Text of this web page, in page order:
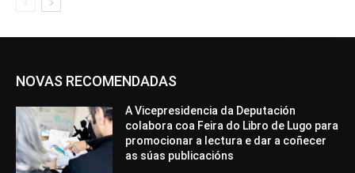
NOVAS RECOMENDADAS
A Vicepresidencia da Deputación
colabora coa Feira do Libro de Lugo para
promocionar a lectura e dar a coñecer
as súas publicacións